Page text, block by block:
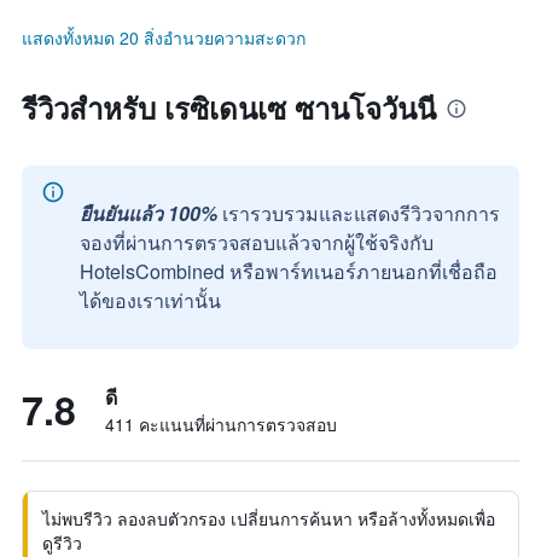
แสดงทั้งหมด 20 สิ่งอำนวยความสะดวก
รีวิวสำหรับ เรซิเดนเซ ซานโจวันนี
ยืนยันแล้ว 100% เรารวบรวมและแสดงรีวิวจากการ
จองที่ผ่านการตรวจสอบแล้วจากผู้ใช้จริงกับ
HotelsCombined หรือพาร์ทเนอร์ภายนอกที่เชื่อถือ
ได้ของเราเท่านั้น
7.8 ดี
411 คะแนนที่ผ่านการตรวจสอบ
ไม่พบรีวิว ลองลบตัวกรอง เปลี่ยนการค้นหา หรือล้างทั้งหมดเพื่อ
ดูรีวิว